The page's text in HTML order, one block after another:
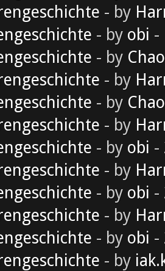
- by
- by obi -
- by
- by
- by
- by
- by obi -
- by
- by obi -
- by
- by obi -
- by